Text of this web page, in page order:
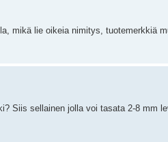
mikä lie oikeia nimitys, tuotemerkkiä
Siis sellainen jolla voi tasata 2-8 mm